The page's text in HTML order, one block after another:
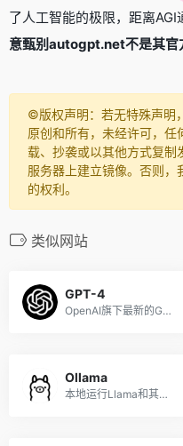
了人工智能的极限，距离AGI
意甄别autogpt.net不是其官
©️版权声明：若无特殊声明
原创和所有，未经许可，
载、抄袭或以其他方式复制
服务器上建立镜像。否则
的权利。
类似网站
GPT-4
OpenAI旗下最新的GPT-4模型
Ollama
本地运行Llama和其他大语言模型